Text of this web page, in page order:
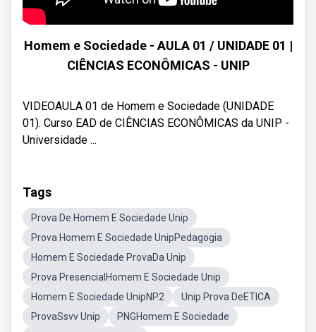
Homem e Sociedade - AULA 01 / UNIDADE 01 |
CIÊNCIAS ECONÔMICAS - UNIP
VIDEOAULA 01 de Homem e Sociedade (UNIDADE
01). Curso EAD de CIÊNCIAS ECONÔMICAS da UNIP -
Universidade ...
Tags
Prova De Homem E Sociedade Unip
Prova Homem E Sociedade UnipPedagogia
Homem E Sociedade ProvaDa Unip
Prova PresencialHomem E Sociedade Unip
Homem E Sociedade UnipNP2
Unip Prova DeETICA
ProvaSsvv Unip
PNGHomem E Sociedade